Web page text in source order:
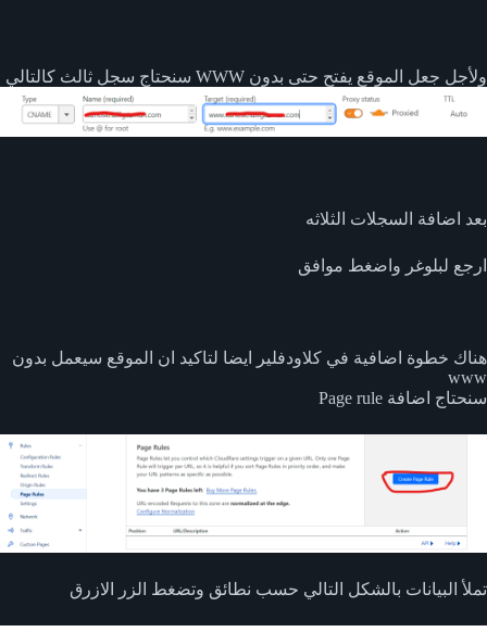
ولأجل جعل الموقع يفتح حتى بدون WWW سنحتاج سجل ثالث كالتالي
بعد اضافة السجلات الثلاثه
ارجع لبلوغر واضغط موافق
هناك خطوة اضافية في كلاودفلير ايضا لتاكيد ان الموقع سيعمل بدون
www
سنحتاج اضافة Page rule
تملأ البيانات بالشكل التالي حسب نطائق وتضغط الزر الازرق